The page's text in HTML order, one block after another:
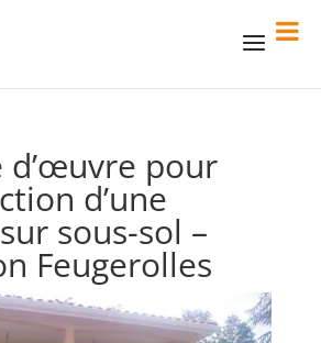
d’œuvre pour
d’une
sous-sol –
Feugerolles